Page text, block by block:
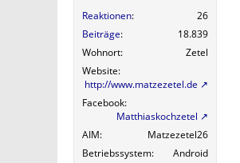
Reaktionen
26
Beiträge
18.839
Wohnort
Zetel
Website
http://www.matzezetel.de
Facebook
Matthiaskochzetel
AIM
Matzezetel26
Betriebssystem
Android